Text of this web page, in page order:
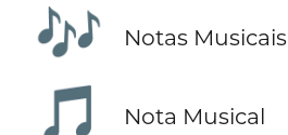
🎶 Notas Musicais
🎵 Nota Musical